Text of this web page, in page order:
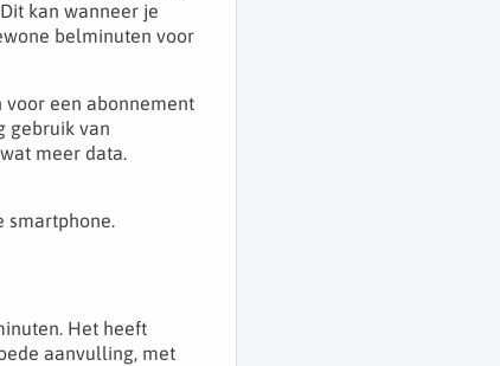
kan wanneer je
belminuten voor
voor een abonnement
gebruik van
meer data.
smartphone.
Het heeft
aanvulling, met